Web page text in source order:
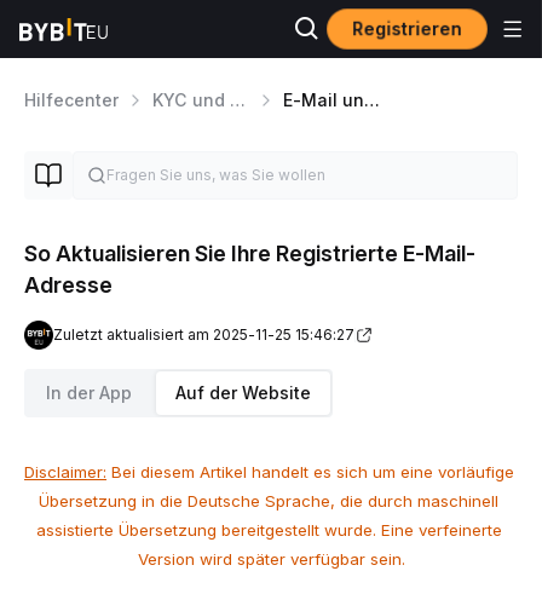
Registrieren
Hilfecenter KYC und Sicherheitsfragen E-Mail und SMS
So Aktualisieren Sie Ihre Registrierte E-Mail-
Adresse
Zuletzt aktualisiert am 2025-11-25 15:46:27
In der App Auf der Website
Disclaimer: Bei diesem Artikel handelt es sich um eine vorläufige
Übersetzung in die Deutsche Sprache, die durch maschinell
assistierte Übersetzung bereitgestellt wurde. Eine verfeinerte
Version wird später verfügbar sein.